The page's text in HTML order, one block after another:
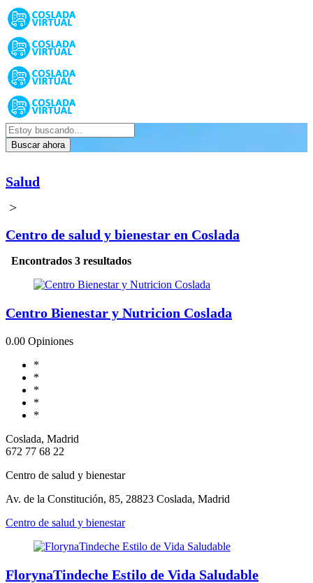
Buscar ahora
Salud
>
Centro de salud y bienestar en Coslada
Encontrados 3 resultados
Centro Bienestar y Nutricion Coslada
0.00 Opiniones
*
*
*
*
*
Coslada, Madrid
672 77 68 22
Centro de salud y bienestar
Av. de la Constitución, 85, 28823 Coslada, Madrid
Centro de salud y bienestar
FlorynaTindeche Estilo de Vida Saludable